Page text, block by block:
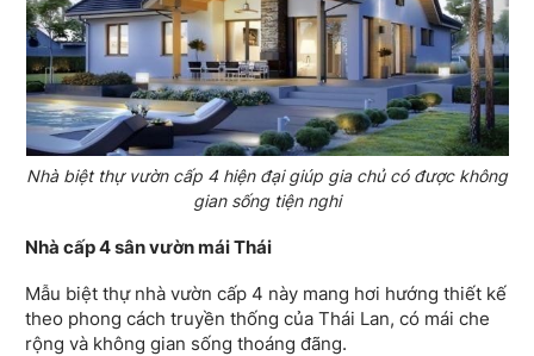
Nhà biệt thự vườn cấp 4 hiện đại giúp gia chủ có được không
gian sống tiện nghi
Nhà cấp 4 sân vườn mái Thái
Mẫu biệt thự nhà vườn cấp 4 này mang hơi hướng thiết kế
theo phong cách truyền thống của Thái Lan, có mái che
rộng và không gian sống thoáng đãng.